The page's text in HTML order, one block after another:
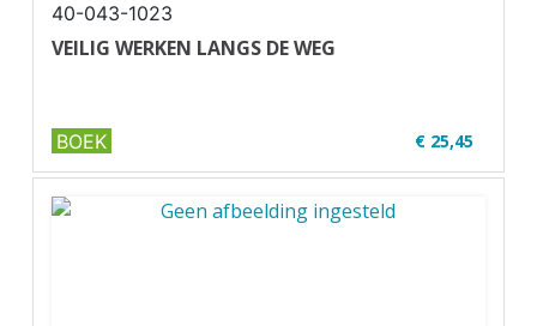
40-043-1023
VEILIG WERKEN LANGS DE WEG
€ 25,45
<✔ U37-1
✔ Zwart-wit
BOEK